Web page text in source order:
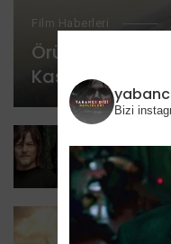
Film Haberleri
Örümcek
Kasım’da
The
20 Ağustos 2022
Yüzüklerin
Gereken 10
Bizi